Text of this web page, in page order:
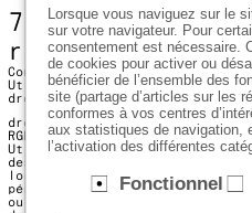
7.3 Droit
rectification et
Conformément à la
Utilisateurs de https://
droits suivants :
droit d'accès (article 15
RGPD), de mise à jour, de
Utilisateurs droit de
des Utilisateurs à caractère
lorsqu’elles sont inexactes,
périmées, ou dont la
ou la conservation est interdite
Lorsque vous naviguez sur le
sur votre navigateur. Pour
consentement est nécessaire.
de cookies pour activer ou
bénéficier de l’ensemble des
site (partage d’articles sur les
conformes à vos centres
aux statistiques de navigation,
l’activation des différentes
Fonctionnel